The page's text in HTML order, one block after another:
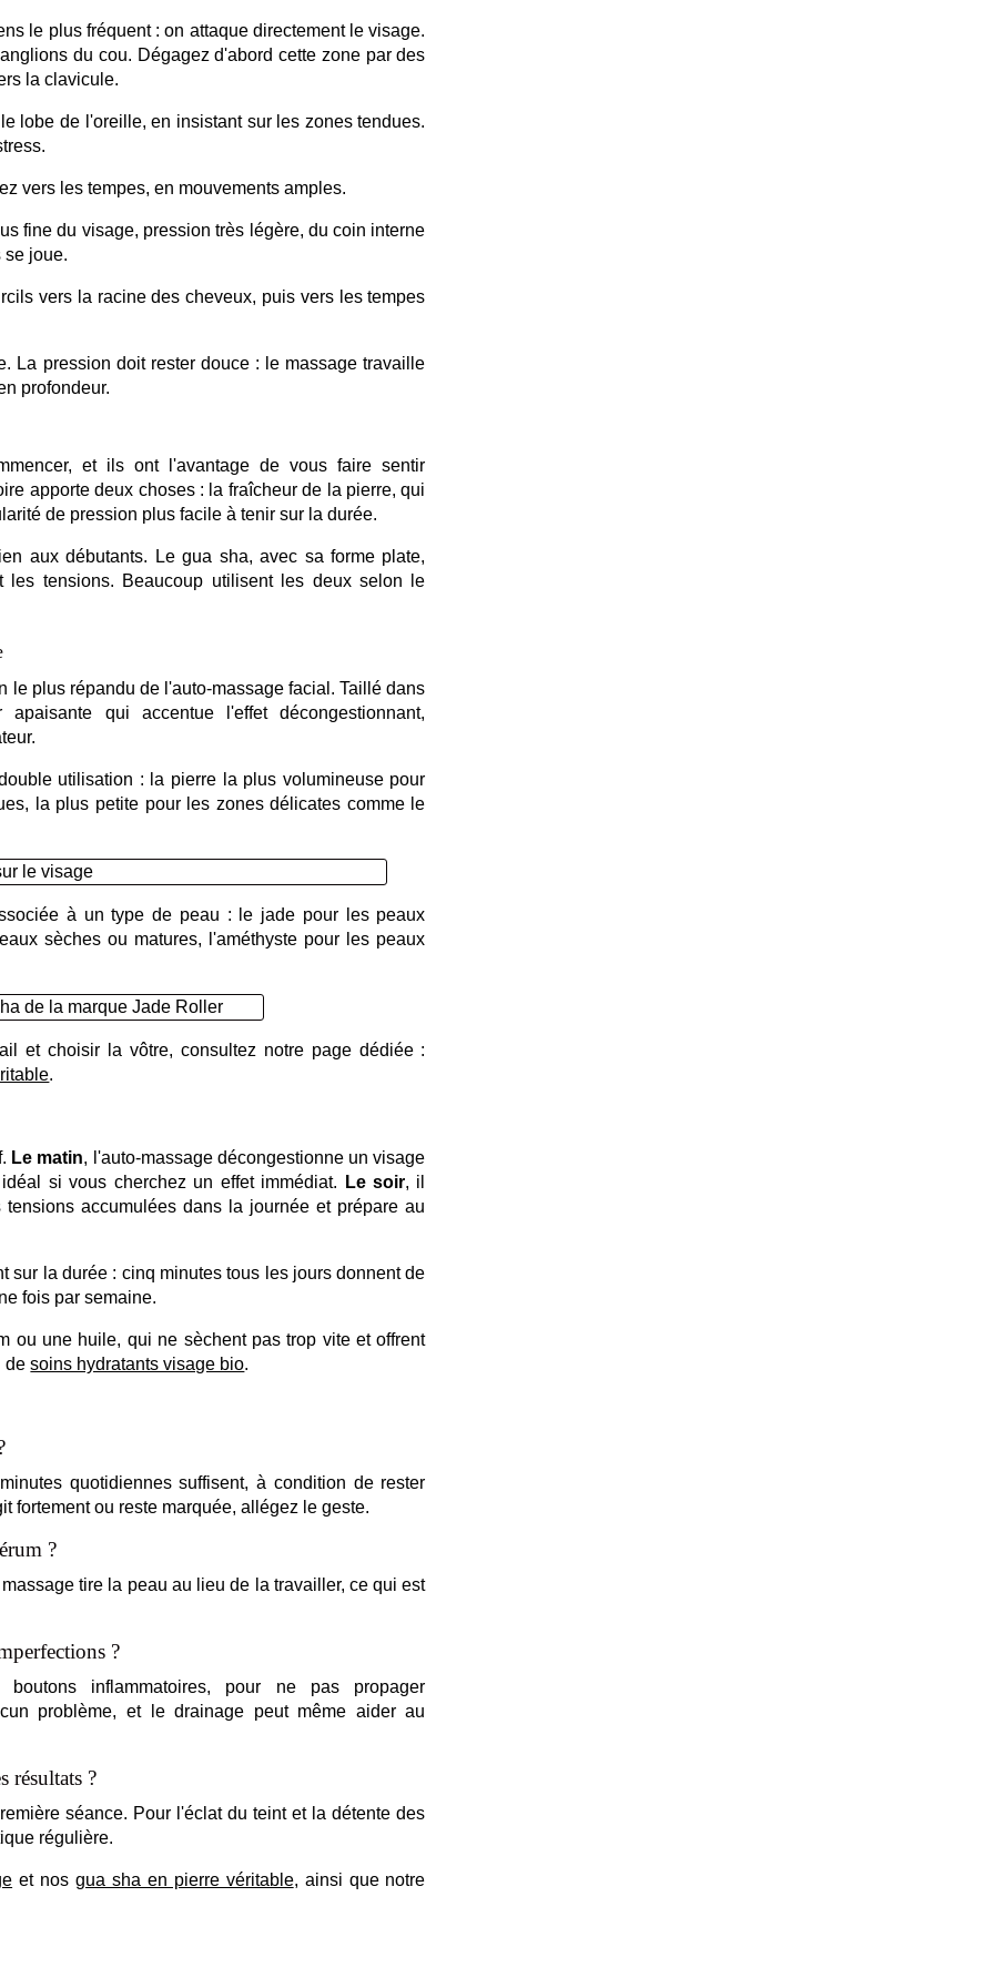
le plus fréquent : on attaque directement le visage.
du cou. Dégagez d'abord cette zone par des
la clavicule.
lobe de l'oreille, en insistant sur les zones tendues.
vers les tempes, en mouvements amples.
fine du visage, pression très légère, du coin interne
se joue.
vers la racine des cheveux, puis vers les tempes
La pression doit rester douce : le massage travaille
profondeur.
et ils ont l'avantage de vous faire sentir
apporte deux choses : la fraîcheur de la pierre, qui
de pression plus facile à tenir sur la durée.
aux débutants. Le gua sha, avec sa forme plate,
tensions. Beaucoup utilisent les deux selon le
le plus répandu de l'auto-massage facial. Taillé dans
qui accentue l'effet décongestionnant,
utilisation : la pierre la plus volumineuse pour
la plus petite pour les zones délicates comme le
à un type de peau : le jade pour les peaux
sèches ou matures, l'améthyste pour les peaux
et choisir la vôtre, consultez notre page dédiée :
.
Le matin, l'auto-massage décongestionne un visage
si vous cherchez un effet immédiat.
Le soir, il
accumulées dans la journée et prépare au
sur la durée : cinq minutes tous les jours donnent de
fois par semaine.
ou une huile, qui ne sèchent pas trop vite et offrent
desoins hydratants visage bio.
quotidiennes suffisent, à condition de rester
fortement ou reste marquée, allégez le geste.
?
tire la peau au lieu de la travailler, ce qui est
?
inflammatoires, pour ne pas propager
problème, et le drainage peut même aider au
résultats ?
séance. Pour l'éclat du teint et la détente des
régulière.
et nos gua sha en pierre véritable, ainsi que notre